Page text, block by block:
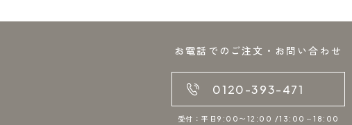
お電話でのご注文・お問い合わせ
0120-393-471
受付：平日9:00〜12:00 /13:00～18:00